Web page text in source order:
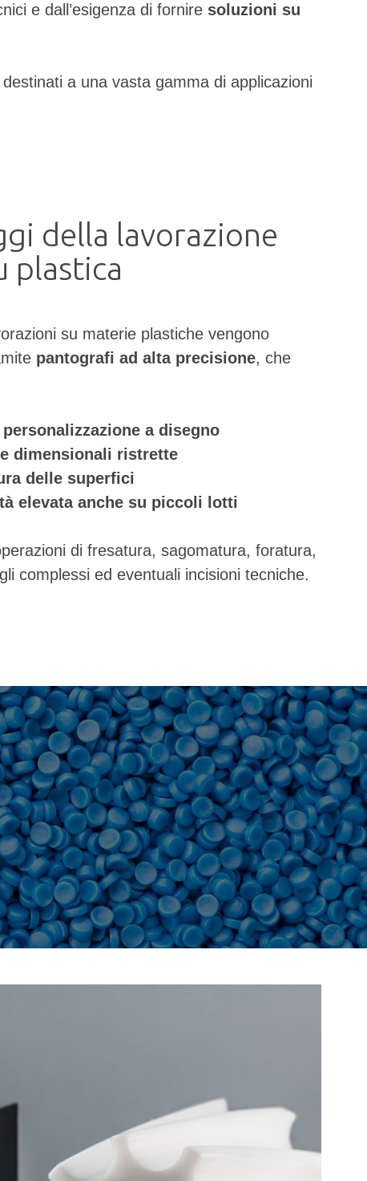
e dall’esigenza di fornire soluzioni su
a una vasta gamma di applicazioni
della lavorazione
plastica
su materie plastiche vengono
pantografi ad alta precisione, che
a disegno
dimensionali ristrette
delle superfici
elevata anche su piccoli lotti
di fresatura, sagomatura, foratura,
complessi ed eventuali incisioni tecniche.